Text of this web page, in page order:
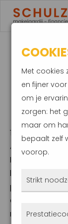
DE
13 oktober 2023
Afgelopen juli
Pensioenen in
het
een
moeten alle
Met cookies
en fijner
om je
zorgen: het
maar om
bepaalt zelf
voorop.
Strikt